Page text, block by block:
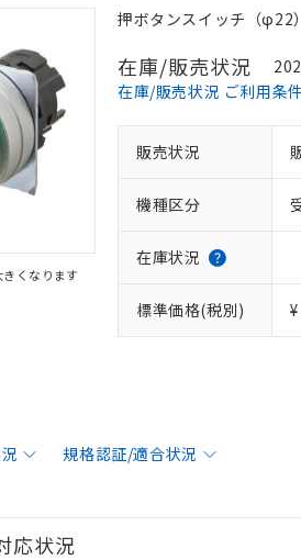
くなります
押ボタンスイッチ（φ22
在庫/販売状況
在庫/販売状況 ご利用条件
販売状況
機種区分
在庫状況
標準価格(税別)
規格認証/適合状況
応状況
対応済み：EU